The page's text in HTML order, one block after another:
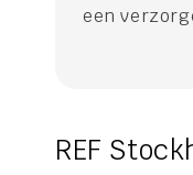
een
REF